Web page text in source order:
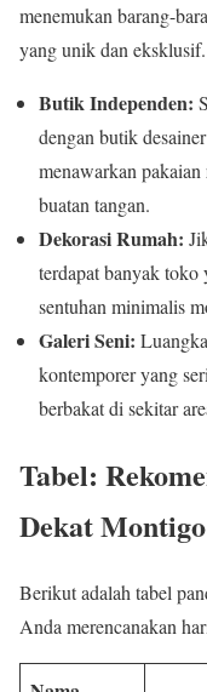
menemukan barang-
yang unik dan eksklusif.
Butik Independen:
dengan butik
menawarkan
buatan tangan.
Dekorasi Rumah:
terdapat banyak
sentuhan minimalis
Galeri Seni:
kontemporer yang
berbakat di sekitar
Tabel:
Dekat
Berikut adalah tabel
Anda merencanakan